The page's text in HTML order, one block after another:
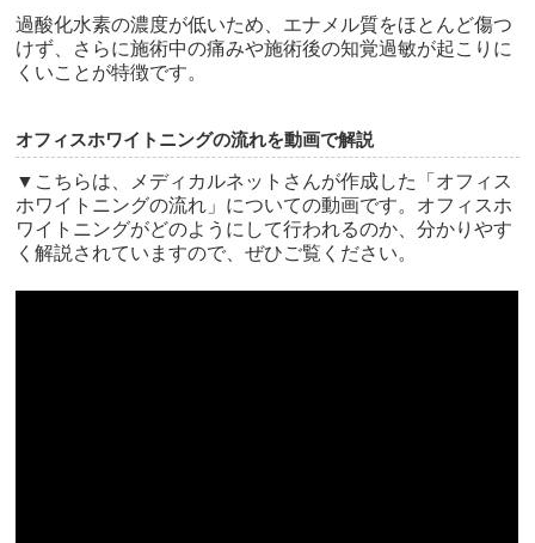
過酸化水素の濃度が低いため、エナメル質をほとんど傷つ
けず、さらに施術中の痛みや施術後の知覚過敏が起こりに
くいことが特徴です。
オフィスホワイトニングの流れを動画で解説
▼こちらは、メディカルネットさんが作成した「オフィス
ホワイトニングの流れ」についての動画です。オフィスホ
ワイトニングがどのようにして行われるのか、分かりやす
く解説されていますので、ぜひご覧ください。